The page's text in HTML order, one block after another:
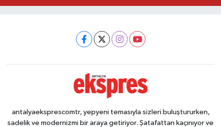
antalyaeksprescomtr, yepyeni temasıyla sizleri buluştururken,
sadelik ve modernizmi bir araya getiriyor. Şatafattan kaçınıyor ve